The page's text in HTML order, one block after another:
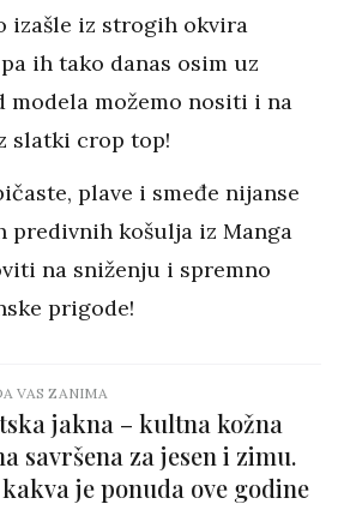
izašle iz strogih okvira
ih tako danas osim uz
modela možemo nositi i na
slatki crop top!
plave i smeđe nijanse
predivnih košulja iz Manga
na sniženju i spremno
prigode!
VAS ZANIMA
jakna – kultna kožna
savršena za jesen i zimu.
je ponuda ove godine